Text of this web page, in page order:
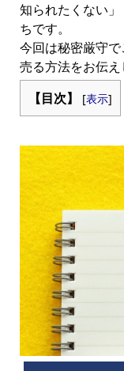
知られたくない
ちです。
今回は秘密厳守
売る方法をお伝え
【目次】
[表示]